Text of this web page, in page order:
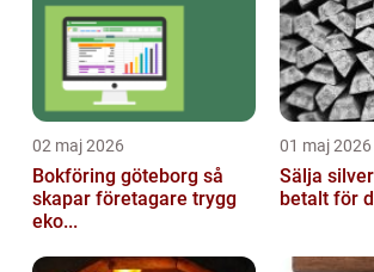
02 maj 2026
Bokföring göteborg så
skapar företagare trygg
eko...
01 maj 2026
Sälja
betalt för